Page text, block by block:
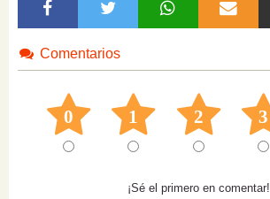
Comentarios
0 1 2 3
¡Sé el primero en comentar!